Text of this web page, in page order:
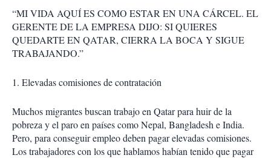
“MI VIDA AQUÍ ES COMO ESTAR EN UNA CÁRCEL. EL
GERENTE DE LA EMPRESA DIJO: SI QUIERES
QUEDARTE EN QATAR, CIERRA LA BOCA Y SIGUE
TRABAJANDO.”
1. Elevadas comisiones de contratación
Muchos migrantes buscan trabajo en Qatar para huir de la
pobreza y el paro en países como Nepal, Bangladesh e India.
Pero, para conseguir empleo deben pagar elevadas comisiones.
Los trabajadores con los que hablamos habían tenido que pagar